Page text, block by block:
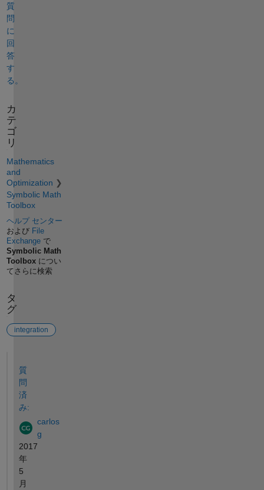
質
問
に
回
答
す
る。
カ
テ
ゴ
リ
Mathematics
and
Optimization
Symbolic Math
Toolbox
ヘルプ センター
および File
Exchangeで
Symbolic Math
Toolboxについ
てさらに検索
タ
グ
integration
質
問
済
み:
carlos
g
2017
年
5
月